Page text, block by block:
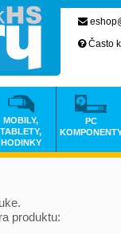
produktu:
Často
MOBILY,
TABLETY,
HODINKY
PC